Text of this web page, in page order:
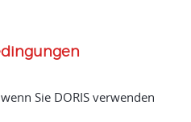
Sie DORIS verwenden